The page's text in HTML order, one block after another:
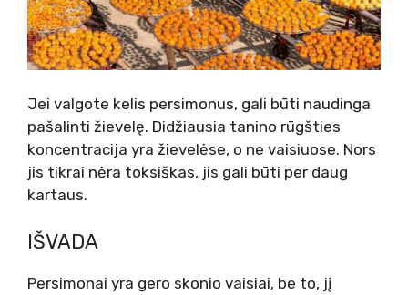
Jei valgote kelis persimonus, gali būti naudinga
pašalinti žievelę. Didžiausia tanino rūgšties
koncentracija yra žievelėse, o ne vaisiuose. Nors
jis tikrai nėra toksiškas, jis gali būti per daug
kartaus.
IŠVADA
Persimonai yra gero skonio vaisiai, be to, jį